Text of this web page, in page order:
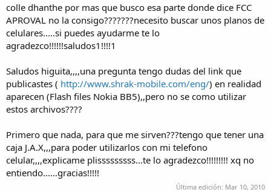
colle dhanthe por mas que busco esa parte donde dice FCC
APROVAL no la consigo???????necesito buscar unos planos de
celulares.....si puedes ayudarme te lo
agradezco!!!!!!saludos1!!!!1
Saludos higuita,,,,una pregunta tengo dudas del link que
publicastes ( http://www.shrak-mobile.com/eng/) en realidad
aparecen (Flash files Nokia BB5),,pero no se como utilizar
estos archivos????
Primero que nada, para que me sirven???tengo que tener una
caja J.A.X,,,para poder utilizarlos con mi telefono
celular,,,,explicame plisssssssss...te lo agradezco!!!!!!!!! xq no
entiendo......gracias!!!!!
Última edición: Mar 10, 2010